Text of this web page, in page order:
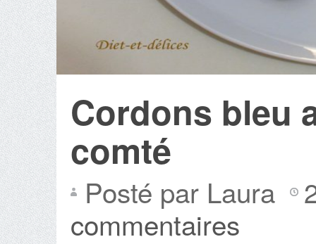
Cordons bleu
comté
Posté par Laura
commentaires